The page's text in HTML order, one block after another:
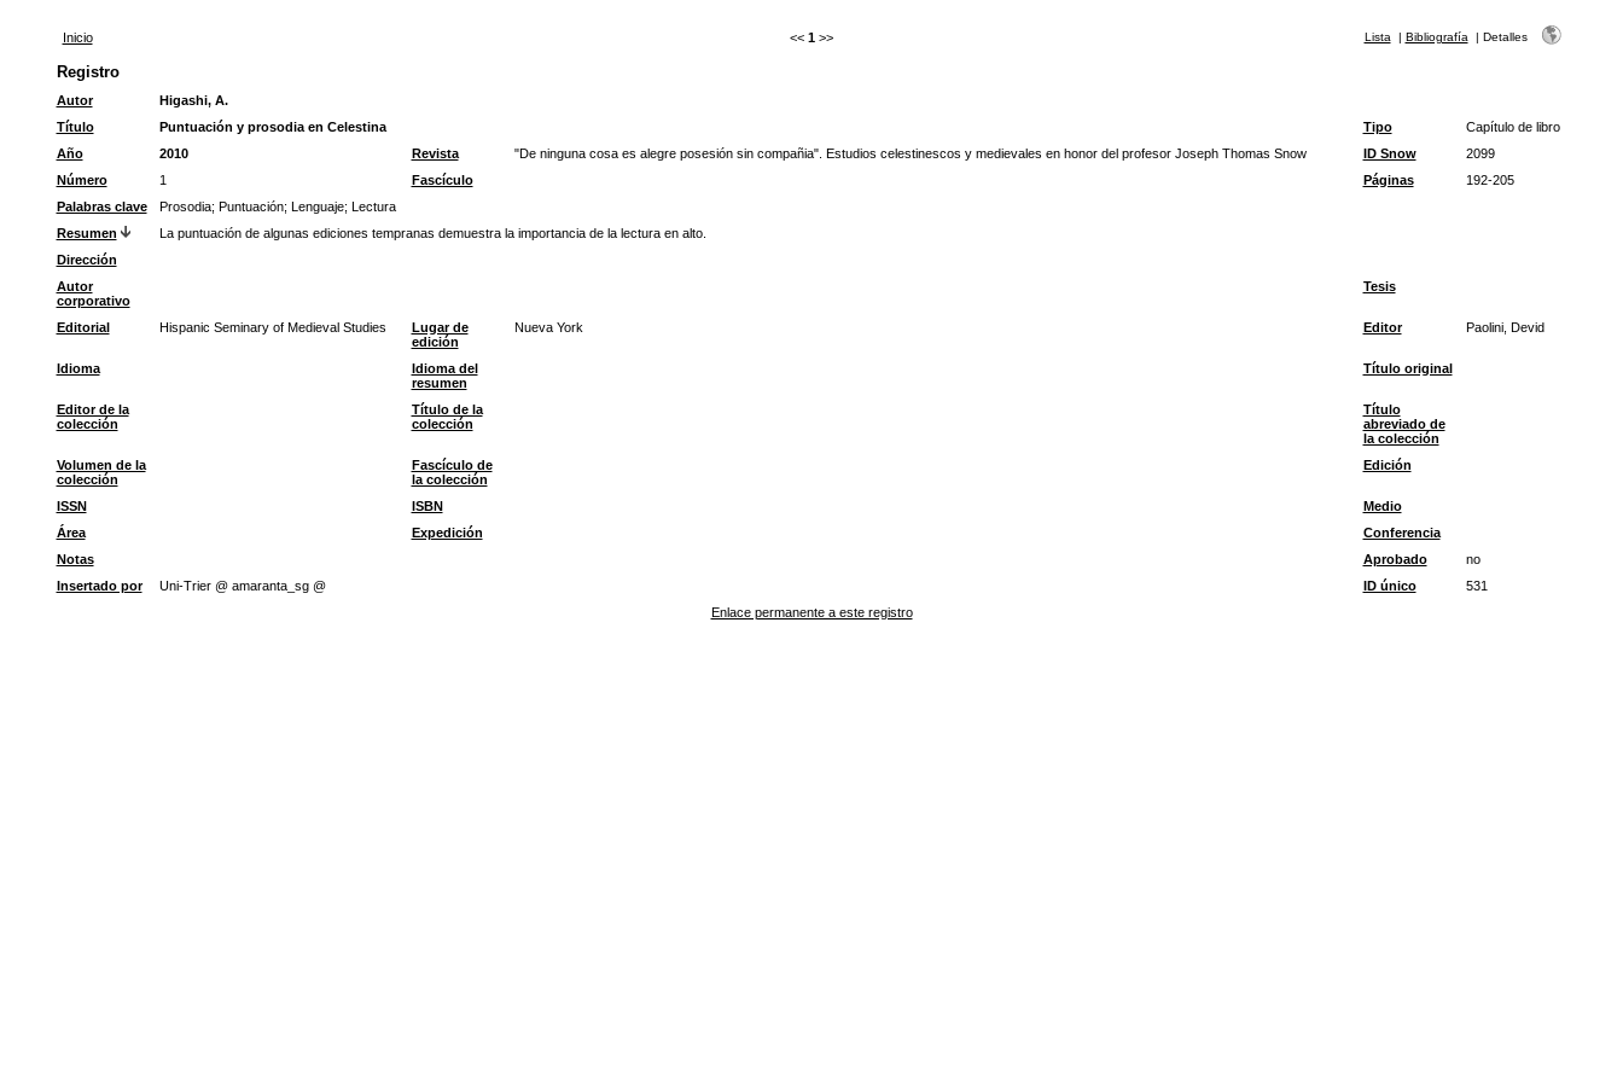
Inicio << 1 >> Lista | Bibliografía | Detalles
Registro
Autor
Higashi, A.
Título
Puntuación y prosodia en Celestina Tipo
Capítulo de libro
Año
2010 Revista "De ninguna cosa es alegre posesión sin compañia". Estudios celestinescos y medievales en honor del profesor Joseph Thomas Snow ID Snow
2099
Número
1 Fascículo Páginas
192-205
Palabras clave
Prosodia; Puntuación; Lenguaje; Lectura
Resumen
La puntuación de algunas ediciones tempranas demuestra la importancia de la lectura en alto.
Dirección
Autor
corporativo
Tesis
Editorial Hispanic Seminary of Medieval Studies
Lugar de
edición
Nueva York Editor Paolini, Devid
Idioma
Idioma del
resumen
Título original
Editor de la
colección
Título de la
colección
Título
abreviado de
la colección
Volumen de la
colección
Fascículo de
la colección
Edición
ISSN ISBN
Medio
Área
Expedición
Conferencia
Notas
Aprobado
no
Insertado por
Uni-Trier @ amaranta_sg @ ID único
531
Enlace permanente a este registro